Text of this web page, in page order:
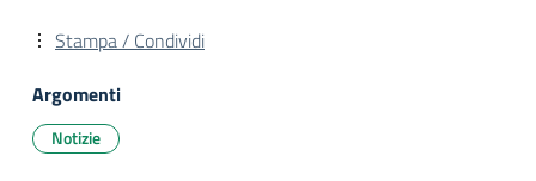
Stampa / Condividi
Argomenti
Notizie